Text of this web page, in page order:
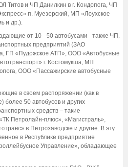
Титов и ЧП Данилкин в г. Кондопога, ЧП
п. Муезерский, МП «Лоухское
и др.).
от 10 - 50 автобусами - также ЧП,
предприятий (ЗАО
ГП «Пудожское АТП», ООО «Автобусные
г. Костомукша, МП
ООО «Пассажирские автобусные
в своем распоряжении (как в
более 50 автобусов и других
средств – такие
Петролайн-плюс», «Магистраль»,
в Петрозаводске и другие. В эту
в Республике предприятие
Управление», обладающее